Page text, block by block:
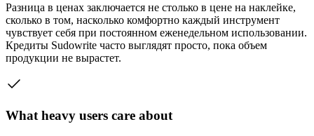
Разница в ценах заключается не столько в цене на наклейке,
сколько в том, насколько комфортно каждый инструмент
чувствует себя при постоянном еженедельном использовании.
Кредиты Sudowrite часто выглядят просто, пока объем
продукции не вырастет.
What heavy users care about